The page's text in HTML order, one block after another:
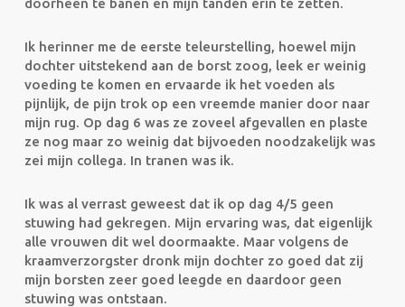
doorheen te banen en mijn tanden erin te zetten.
Ik herinner me de eerste teleurstelling, hoewel mijn
dochter uitstekend aan de borst zoog, leek er weinig
voeding te komen en ervaarde ik het voeden als
pijnlijk, de pijn trok op een vreemde manier door naar
mijn rug. Op dag 6 was ze zoveel afgevallen en plaste
ze nog maar zo weinig dat bijvoeden noodzakelijk was
zei mijn collega. In tranen was ik.
Ik was al verrast geweest dat ik op dag 4/5 geen
stuwing had gekregen. Mijn ervaring was, dat eigenlijk
alle vrouwen dit wel doormaakte. Maar volgens de
kraamverzorgster dronk mijn dochter zo goed dat zij
mijn borsten zeer goed leegde en daardoor geen
stuwing was ontstaan.